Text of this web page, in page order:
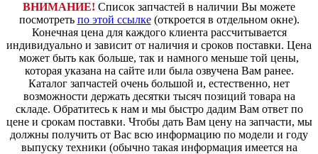
ВНИМАНИЕ! Список запчастей в наличии Вы можете
посмотреть по этой ссылке(откроется в отдельном окне).
Конечная цена для каждого клиента рассчитывается
индивидуально и зависит от наличия и сроков поставки. Цена
может быть как больше, так и намного меньше той цены,
которая указана на сайте или была озвучена Вам ранее.
Каталог запчастей очень большой и, естественно, нет
возможности держать десятки тысяч позиций товара на
складе. Обратитесь к нам и мы быстро дадим Вам ответ по
цене и срокам поставки. Чтобы дать Вам цену на запчасти, мы
должны получить от Вас всю информацию по модели и году
выпуску техники (обычно такая информация имеется на